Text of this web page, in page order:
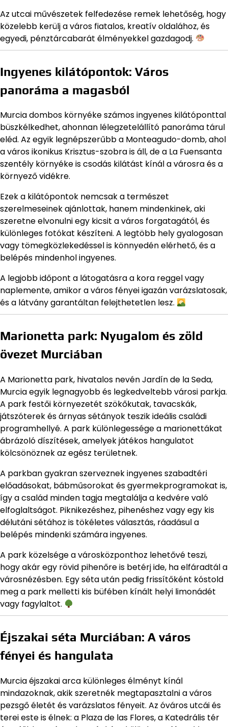
Az utcai művészetek felfedezése remek lehetőség, hogy
közelebb kerülj a város fiatalos, kreatív oldalához, és
egyedi, pénztárcabarát élményekkel gazdagodj.
Ingyenes kilátópontok: Város
panoráma a magasból
Murcia dombos környéke számos ingyenes kilátóponttal
büszkélkedhet, ahonnan lélegzetelállító panoráma tárul
eléd. Az egyik legnépszerűbb a Monteagudo-domb, ahol
a város ikonikus Krisztus-szobra is áll, de a La Fuensanta
szentély környéke is csodás kilátást kínál a városra és a
környező vidékre.
Ezek a kilátópontok nemcsak a természet
szerelmeseinek ajánlottak, hanem mindenkinek, aki
szeretne elvonulni egy kicsit a város forgatagától, és
különleges fotókat készíteni. A legtöbb hely gyalogosan
vagy tömegközlekedéssel is könnyedén elérhető, és a
belépés mindenhol ingyenes.
A legjobb időpont a látogatásra a kora reggel vagy
naplemente, amikor a város fényei igazán varázslatosak,
és a látvány garantáltan felejthetetlen lesz.
Marionetta park: Nyugalom és zöld
övezet Murciában
A Marionetta park, hivatalos nevén Jardín de la Seda,
Murcia egyik legnagyobb és legkedveltebb városi parkja.
A park festői környezetét szökőkutak, tavacskák,
játszóterek és árnyas sétányok teszik ideális családi
programhellyé. A park különlegessége a marionettákat
ábrázoló díszítések, amelyek játékos hangulatot
kölcsönöznek az egész területnek.
A parkban gyakran szerveznek ingyenes szabadtéri
előadásokat, bábműsorokat és gyermekprogramokat is,
így a család minden tagja megtalálja a kedvére való
elfoglaltságot. Piknikezéshez, pihenéshez vagy egy kis
délutáni sétához is tökéletes választás, ráadásul a
belépés mindenki számára ingyenes.
A park közelsége a városközponthoz lehetővé teszi,
hogy akár egy rövid pihenőre is betérj ide, ha elfáradtál a
városnézésben. Egy séta után pedig frissítőként kóstold
meg a park melletti kis büfében kínált helyi limonádét
vagy fagylaltot.
Éjszakai séta Murciában: A város
fényei és hangulata
Murcia éjszakai arca különleges élményt kínál
mindazoknak, akik szeretnék megtapasztalni a város
pezsgő életét és varázslatos fényeit. Az óváros utcái és
terei este is élnek: a Plaza de las Flores, a Katedrális tér